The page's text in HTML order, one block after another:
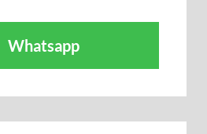
Whatsapp